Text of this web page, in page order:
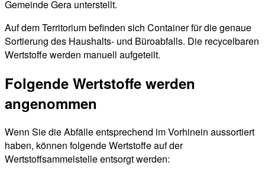
Gemeinde Gera unterstellt.
Auf dem Territorium befinden sich Container für die genaue
Sortierung des Haushalts- und Büroabfalls. Die recycelbaren
Wertstoffe werden manuell aufgeteilt.
Folgende Wertstoffe werden
angenommen
Wenn Sie die Abfälle entsprechend im Vorhinein aussortiert
haben, können folgende Wertstoffe auf der
Wertstoffsammelstelle entsorgt werden: